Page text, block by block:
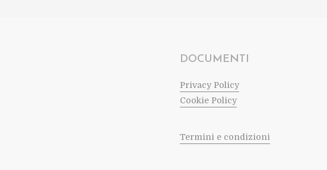
DOCUMENTI
Privacy Policy
Cookie Policy
Termini e condizioni